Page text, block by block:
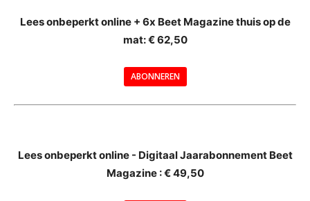
Lees onbeperkt online + 6x Beet Magazine thuis op de
mat: € 62,50
ABONNEREN
Lees onbeperkt online - Digitaal Jaarabonnement Beet
Magazine : € 49,50